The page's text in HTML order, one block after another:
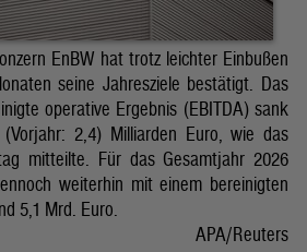
EnBW hat trotz leichter Einbußen
seine Jahresziele bestätigt. Das
operative Ergebnis (EBITDA) sank
2,4) Milliarden Euro, wie das
mitteilte. Für das Gesamtjahr 2026
weiterhin mit einem bereinigten
5,1 Mrd. Euro.
APA/Reuters